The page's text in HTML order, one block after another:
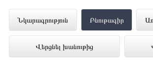
Նկարագրություն Բնութագիր
Վերցնել խանութից
Ներկառուցվող Սպասք
SAMSUNG
ներկայացված է Technomix